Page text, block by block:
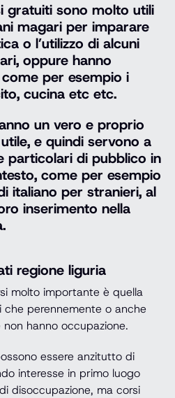
gratuiti sono molto utili
magari per imparare
o l’utilizzo di alcuni
oppure hanno
per esempio i
cucina etc etc.
un vero e proprio
e quindi servono a
particolari di pubblico in
come per esempio
italiano per stranieri, al
inserimento nella
regione liguria
molto importante è quella
perennemente o anche
hanno occupazione.
essere anzitutto di
interesse in primo luogo
disoccupazione, ma corsi